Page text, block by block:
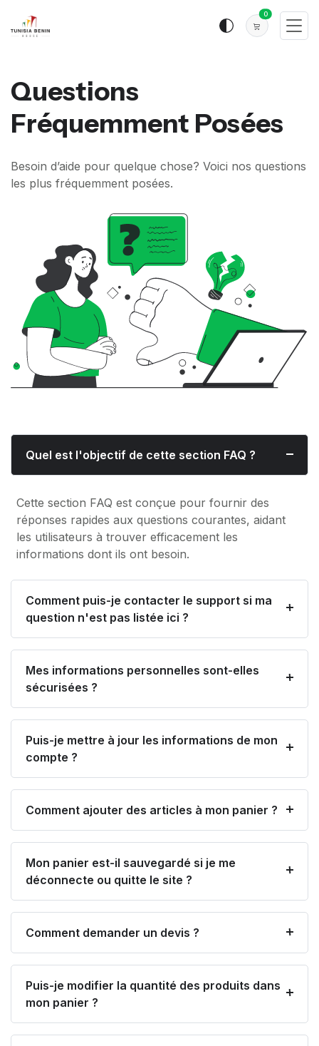
0
Questions
Fréquemment Posées
Besoin d’aide pour quelque chose? Voici nos questions
les plus fréquemment posées.
Quel est l'objectif de cette section FAQ ?
Cette section FAQ est conçue pour fournir des
réponses rapides aux questions courantes, aidant
les utilisateurs à trouver efficacement les
informations dont ils ont besoin.
Comment puis-je contacter le support si ma
question n'est pas listée ici ?
Mes informations personnelles sont-elles
sécurisées ?
Puis-je mettre à jour les informations de mon
compte ?
Comment ajouter des articles à mon panier ?
Mon panier est-il sauvegardé si je me
déconnecte ou quitte le site ?
Comment demander un devis ?
Puis-je modifier la quantité des produits dans
mon panier ?